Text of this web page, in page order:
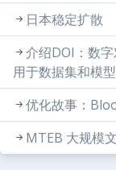
日本稳定扩散
介绍DOI：数
用于数据集和模型
优化故事：
MTEB 大规模